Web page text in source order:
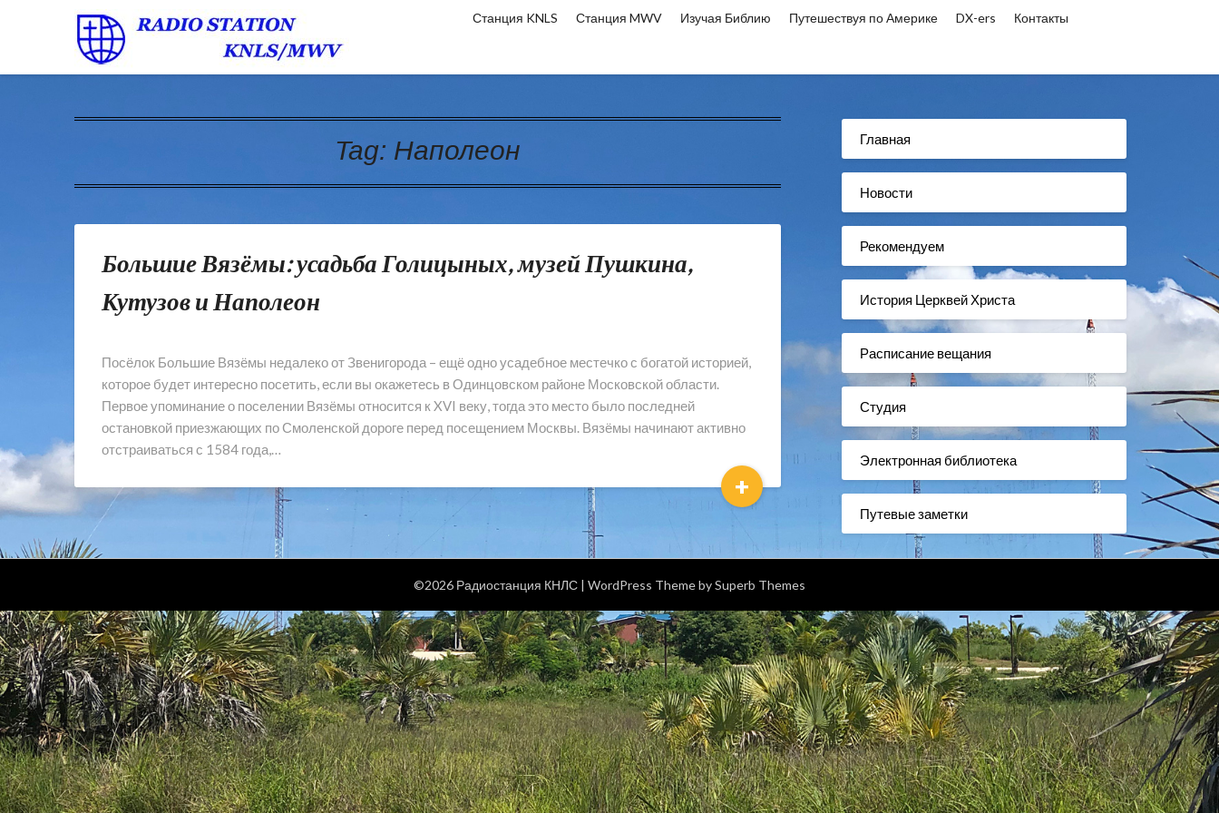
Станция KNLS Станция MWV Изучая Библию Путешествуя по Америке DX-ers Контакты
Tag: Наполеон
Большие Вязёмы: усадьба Голицыных, музей Пушкина,
Кутузов и Наполеон
Посёлок Большие Вязёмы недалеко от Звенигорода – ещё одно усадебное местечко с богатой историей,
которое будет интересно посетить, если вы окажетесь в Одинцовском районе Московской области.
Первое упоминание о поселении Вязёмы относится к XVI веку, тогда это место было последней
остановкой приезжающих по Смоленской дороге перед посещением Москвы. Вязёмы начинают активно
отстраиваться с 1584 года,…
+
Главная
Новости
Рекомендуем
История Церквей Христа
Расписание вещания
Студия
Электронная библиотека
Путевые заметки
©2026 Радиостанция КНЛС | WordPress Theme bySuperb Themes